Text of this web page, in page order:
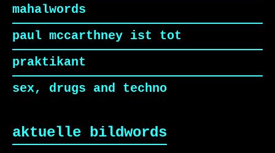
mahalwords
paul mccarthney ist tot
praktikant
sex, drugs and techno
aktuelle bildwords